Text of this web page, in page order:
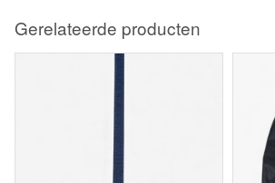
Gerelateerde producten